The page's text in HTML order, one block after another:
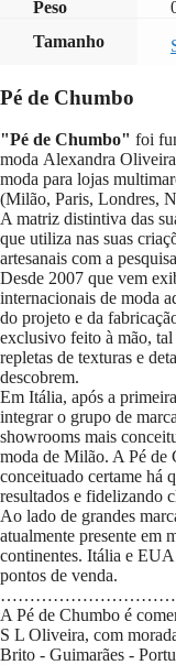
Peso
Tamanho
Pé de Chumbo
"Pé de Chumbo" foi
moda Alexandra
moda para lojas
(Milão, Paris, Londres,
A matriz distintiva das
que utiliza nas suas
artesanais com a
Desde 2007 que vem
internacionais de moda
do projeto e da
exclusivo feito à mão,
repletas de texturas e
descobrem.
Em Itália, após a
integrar o grupo de
showrooms mais
moda de Milão. A Pé de
conceituado certame há
resultados e fidelizando
Ao lado de grandes
atualmente presente em
continentes. Itália e EUA
pontos de venda.
A Pé de Chumbo é
S L Oliveira, com
Brito - Guimarães -